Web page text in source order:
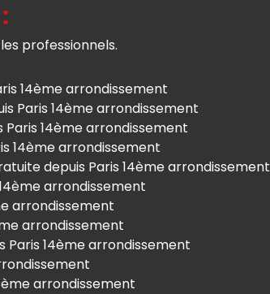
professionnels.
14ème arrondissement
Paris 14ème arrondissement
14ème arrondissement
14ème arrondissement
depuis Paris 14ème arrondissement
arrondissement
arrondissement
arrondissement
14ème arrondissement
arrondissement